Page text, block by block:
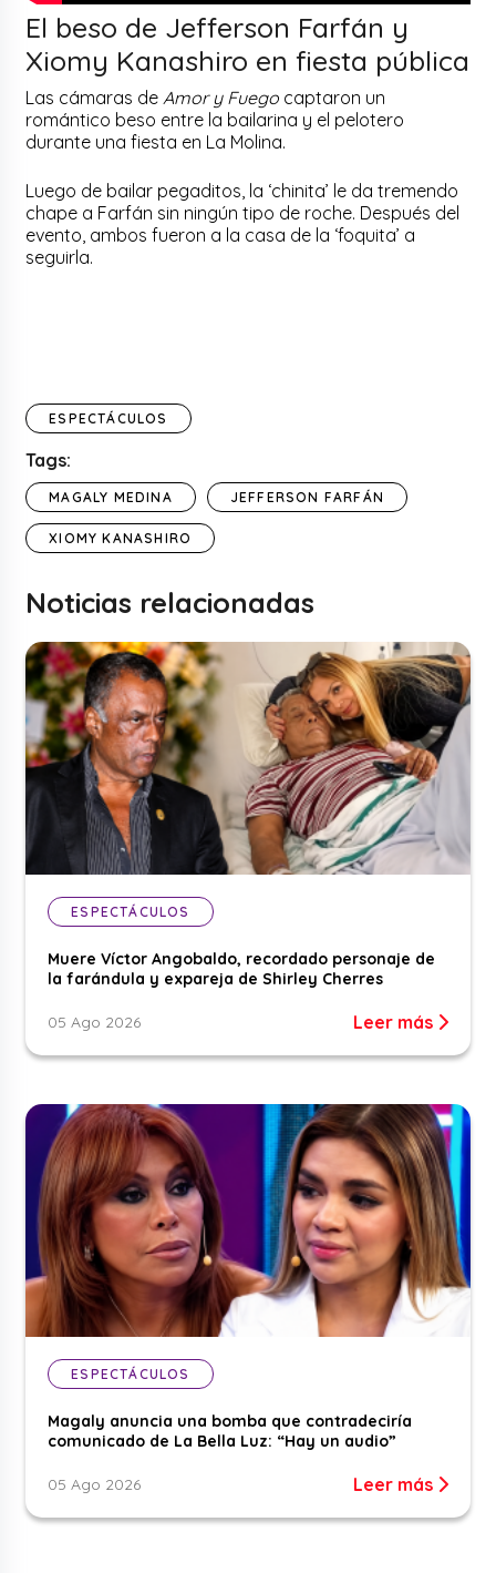
El beso de Jefferson Farfán y
Xiomy Kanashiro en fiesta pública
Las cámaras de Amor y Fuego captaron un
romántico beso entre la bailarina y el pelotero
durante una fiesta en La Molina.
Luego de bailar pegaditos, la ‘chinita’ le da tremendo
chape a Farfán sin ningún tipo de roche. Después del
evento, ambos fueron a la casa de la ‘foquita’ a
seguirla.
ESPECTÁCULOS
Tags:
MAGALY MEDINA JEFFERSON FARFÁN
XIOMY KANASHIRO
Noticias relacionadas
ESPECTÁCULOS
Muere Víctor Angobaldo, recordado personaje de
la farándula y expareja de Shirley Cherres
05 Ago 2026 Leer más
ESPECTÁCULOS
Magaly anuncia una bomba que contradeciría
comunicado de La Bella Luz: “Hay un audio”
05 Ago 2026 Leer más